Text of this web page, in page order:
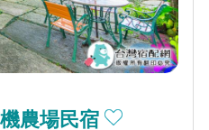
農場民宿